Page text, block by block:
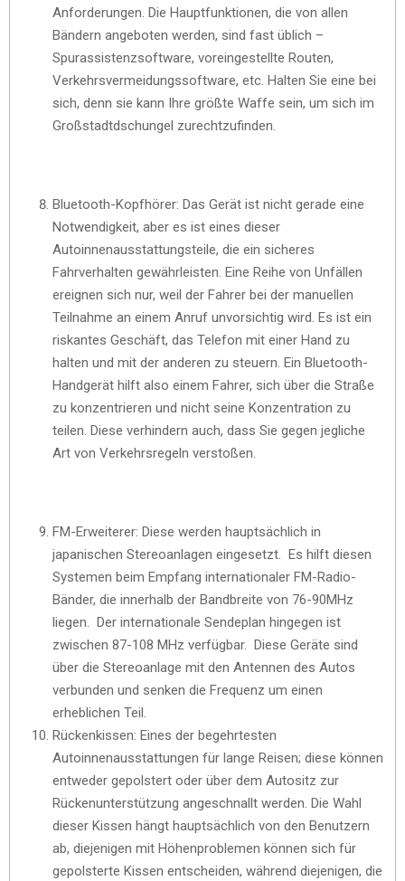
Anforderungen. Die Hauptfunktionen, die von allen
Bändern angeboten werden, sind fast üblich –
Spurassistenzsoftware, voreingestellte Routen,
Verkehrsvermeidungssoftware, etc. Halten Sie eine bei
sich, denn sie kann Ihre größte Waffe sein, um sich im
Großstadtdschungel zurechtzufinden.
Bluetooth-Kopfhörer: Das Gerät ist nicht gerade eine
Notwendigkeit, aber es ist eines dieser
Autoinnenausstattungsteile, die ein sicheres
Fahrverhalten gewährleisten. Eine Reihe von Unfällen
ereignen sich nur, weil der Fahrer bei der manuellen
Teilnahme an einem Anruf unvorsichtig wird. Es ist ein
riskantes Geschäft, das Telefon mit einer Hand zu
halten und mit der anderen zu steuern. Ein Bluetooth-
Handgerät hilft also einem Fahrer, sich über die Straße
zu konzentrieren und nicht seine Konzentration zu
teilen. Diese verhindern auch, dass Sie gegen jegliche
Art von Verkehrsregeln verstoßen.
FM-Erweiterer: Diese werden hauptsächlich in
japanischen Stereoanlagen eingesetzt. Es hilft diesen
Systemen beim Empfang internationaler FM-Radio-
Bänder, die innerhalb der Bandbreite von 76-90MHz
liegen. Der internationale Sendeplan hingegen ist
zwischen 87-108 MHz verfügbar. Diese Geräte sind
über die Stereoanlage mit den Antennen des Autos
verbunden und senken die Frequenz um einen
erheblichen Teil.
Rückenkissen: Eines der begehrtesten
Autoinnenausstattungen für lange Reisen; diese können
entweder gepolstert oder über dem Autositz zur
Rückenunterstützung angeschnallt werden. Die Wahl
dieser Kissen hängt hauptsächlich von den Benutzern
ab, diejenigen mit Höhenproblemen können sich für
gepolsterte Kissen entscheiden, während diejenigen, die